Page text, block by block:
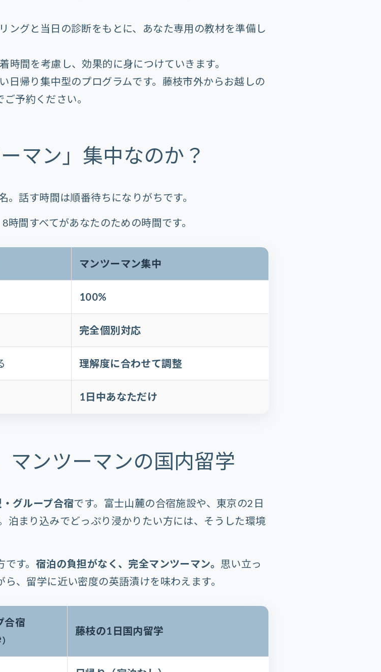
ングと当日の診断をもとに、あなた専用の教材を準備し
時間を考慮し、効果的に身につけていきます。
日帰り集中型のプログラムです。藤枝市外からお越しの
予約ください。
マン」集中なのか？
話す時間は順番待ちになりがちです。
8時間すべてがあなたのための時間です。
マンツーマン集中
100%
完全個別対応
理解度に合わせて調整
1日中あなただけ
マンツーマンの国内留学
グループ合宿です。富士山麓の合宿施設や、東京の2日
泊まり込みでどっぷり浸かりたい方には、そうした環境
す。 宿泊の負担がなく、完全マンツーマン。 思い立っ
、留学に近い密度の英語漬けを味わえます。
合宿
藤枝の1日国内留学